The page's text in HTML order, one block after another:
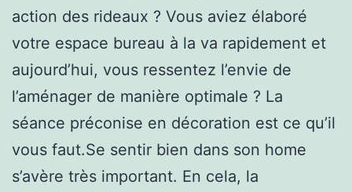
action des rideaux ? Vous aviez élaboré
votre espace bureau à la va rapidement et
aujourd’hui, vous ressentez l’envie de
l’aménager de manière optimale ? La
séance préconise en décoration est ce qu’il
vous faut.Se sentir bien dans son home
s’avère très important. En cela, la